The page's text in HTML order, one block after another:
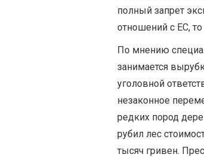
полный запрет
отношений с ЕС,
По мнению
занимается
уголовной
незаконное
редких пород
рубил лес
тысяч гривен.